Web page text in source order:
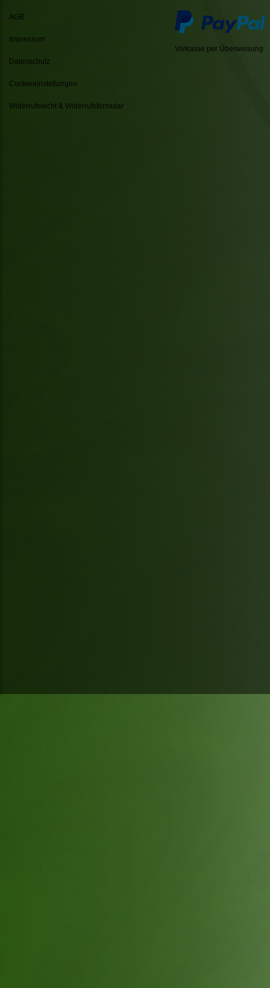
AGB
Impressum
Datenschutz
Cookieeinstellungen
Widerrufsrecht & Widerrufsformular
Vorkasse per Überweisung